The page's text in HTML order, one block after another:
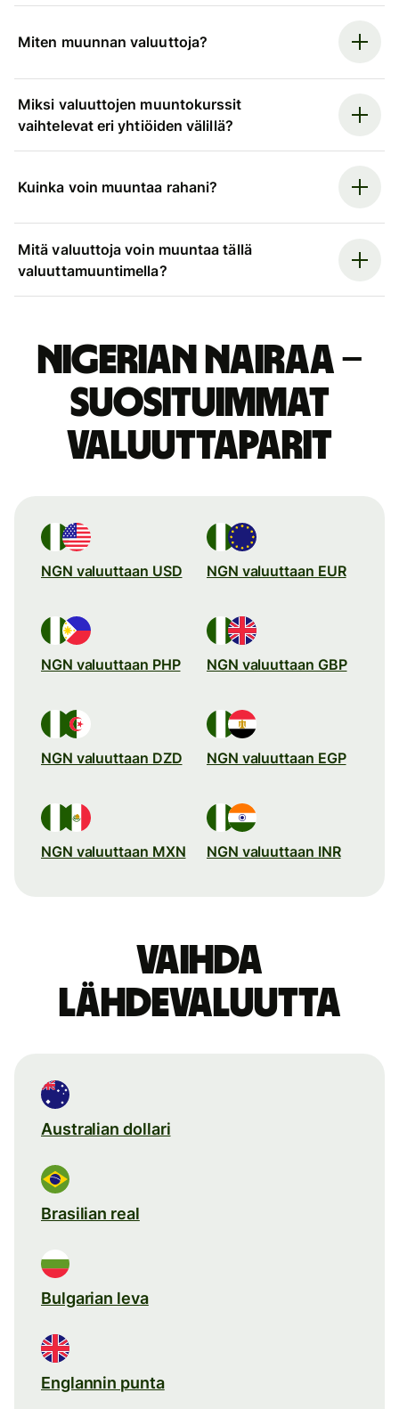
Miten muunnan valuuttoja?
Miksi valuuttojen muuntokurssit
vaihtelevat eri yhtiöiden välillä?
Kuinka voin muuntaa rahani?
Mitä valuuttoja voin muuntaa tällä
valuuttamuuntimella?
Nigerian nairaa –
suosituimmat
valuuttaparit
NGN valuuttaan USD NGN valuuttaan EUR
NGN valuuttaan PHP NGN valuuttaan GBP
NGN valuuttaan DZD NGN valuuttaan EGP
NGN valuuttaan MXN NGN valuuttaan INR
Vaihda
lähdevaluutta
Australian dollari
Brasilian real
Bulgarian leva
Englannin punta